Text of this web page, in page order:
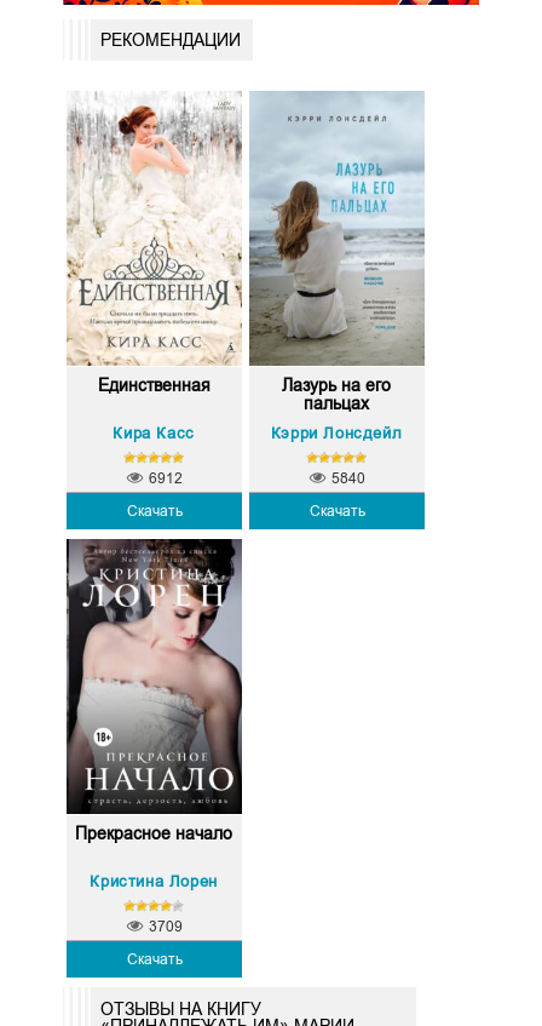
РЕКОМЕНДАЦИИ
Единственная
Кира Касс
Скачать
6912
Лазурь на его
пальцах
Кэрри Лонсдейл
Скачать
5840
Прекрасное начало
Кристина Лорен
Скачать
3709
ОТЗЫВЫ НА КНИГУ